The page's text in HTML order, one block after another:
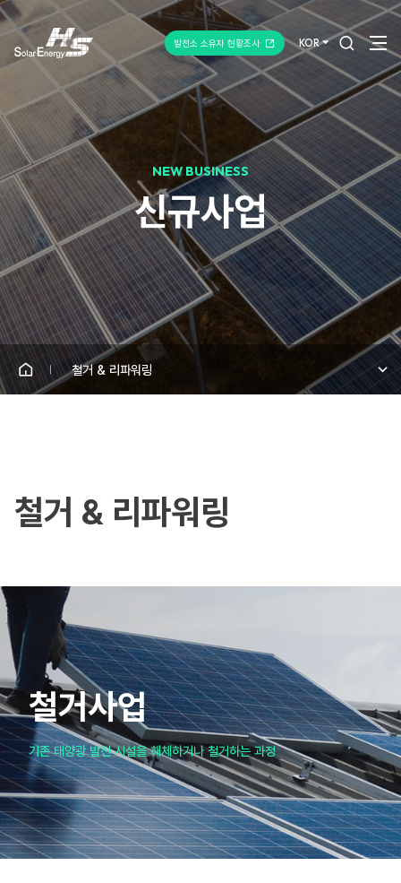
반복영역
건너뛰기
발전소 소유자 현황조사 KOR
전체검색
NEW BUSINESS
신규사업
HOME
철거 & 리파워링
철거 & 리파워링
철거사업
기존 태양광 발전 시설을 해체하거나 철거하는 과정